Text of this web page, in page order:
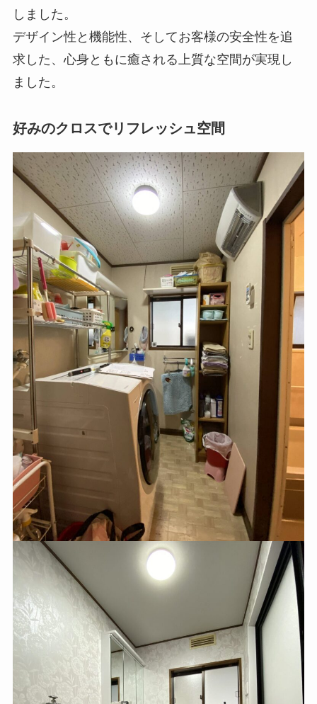
しました。
デザイン性と機能性、そしてお客様の安全性を追
求した、心身ともに癒される上質な空間が実現し
ました。
好みのクロスでリフレッシュ空間